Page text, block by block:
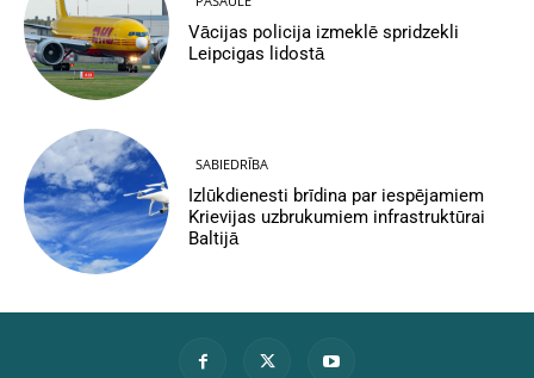
Vācijas policija izmeklē spridzekli
Leipcigas lidostā
SABIEDRĪBA
Izlūkdienesti brīdina par iespējamiem
Krievijas uzbrukumiem infrastruktūrai
Baltijā